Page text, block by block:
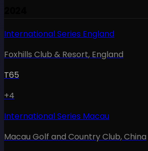
International Series England
Foxhills Club & Resort, England
T65
+4
International Series Macau
Macau Golf and Country Club,China